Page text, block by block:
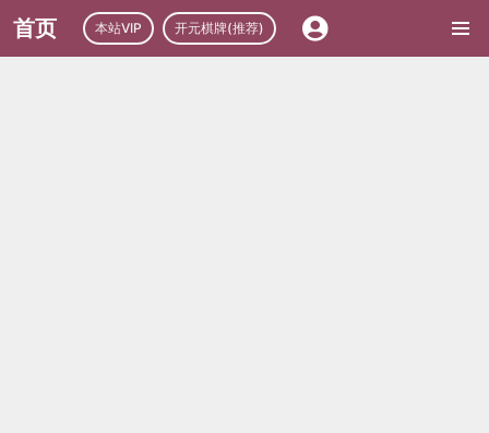
首页 本站VIP 开元棋牌(推荐)